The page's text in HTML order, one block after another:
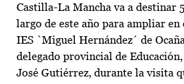
Castilla-La Mancha va a destinar
largo de este año para ampliar
IES `Miguel Hernández´ de
delegado provincial de
José Gutiérrez, durante la visita